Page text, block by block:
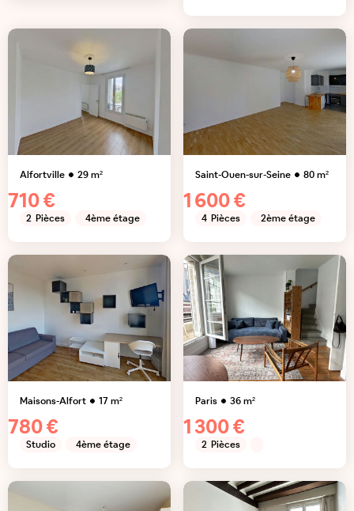
Alfortville 29m²
710 €
2 Pièces 4ème étage
Saint-Ouen-sur-Seine 80m²
1 600 €
4 Pièces 2ème étage
Maisons-Alfort 17m²
780 €
Studio 4ème étage
Paris 36m²
1 300 €
2 Pièces